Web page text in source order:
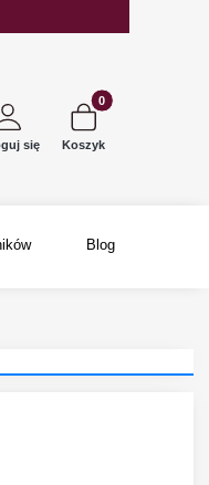
się
Produkty w
Koszyk
Blog